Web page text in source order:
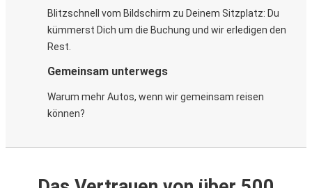
Blitzschnell vom Bildschirm zu Deinem Sitzplatz: Du
kümmerst Dich um die Buchung und wir erledigen den
Rest.
Gemeinsam unterwegs
Warum mehr Autos, wenn wir gemeinsam reisen
können?